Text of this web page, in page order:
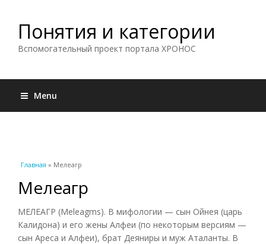
Понятия и категории
Вспомогательный проект портала ХРОНОС
Menu
Вы здесь
Главная » Мелеагр
Мелеагр
МЕЛЕАГР (Meleagms). В мифологии — сын Ойнея (царь
Калидона) и его жены Алфеи (по некоторым версиям —
сын Ареса и Алфеи), брат Деяниры и муж Аталанты. В